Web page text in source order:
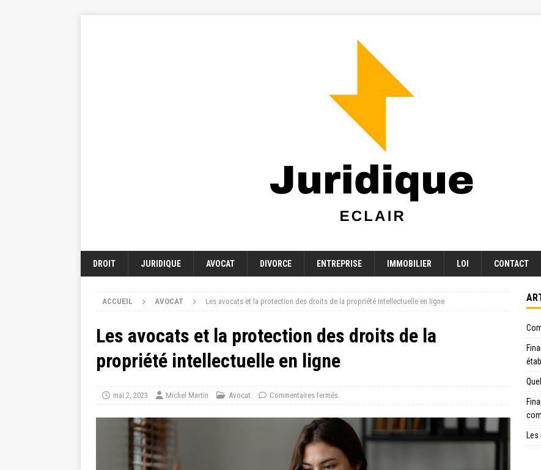
DROIT JURIDIQUE AVOCAT DIVORCE ENTREPRISE IMMOBILIER LOI CONTACT
ACCUEIL AVOCAT Les avocats et la protection des droits de la propriété intellectuelle en ligne
Les avocats et la protection des droits de la
propriété intellectuelle en ligne
mai 2, 2023 Michel Martin Avocat Commentaires fermés